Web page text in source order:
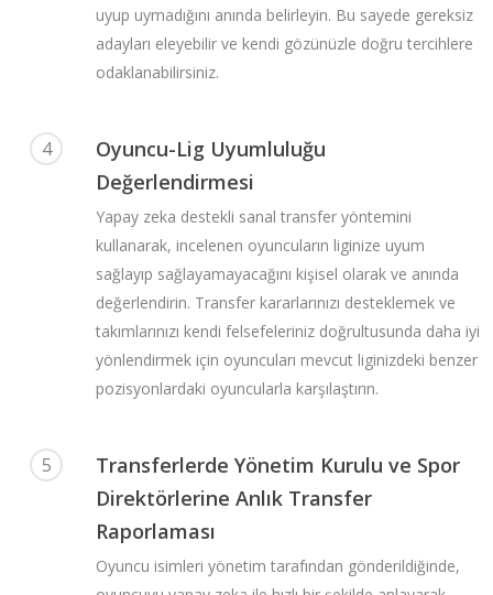
uyup uymadığını anında belirleyin. Bu sayede gereksiz
adayları eleyebilir ve kendi gözünüzle doğru tercihlere
odaklanabilirsiniz.
4
Oyuncu-Lig Uyumluluğu
Değerlendirmesi
Yapay zeka destekli sanal transfer yöntemini
kullanarak, incelenen oyuncuların liginize uyum
sağlayıp sağlayamayacağını kişisel olarak ve anında
değerlendirin. Transfer kararlarınızı desteklemek ve
takımlarınızı kendi felsefeleriniz doğrultusunda daha iyi
yönlendirmek için oyuncuları mevcut liginizdeki benzer
pozisyonlardaki oyuncularla karşılaştırın.
5
Transferlerde Yönetim Kurulu ve Spor
Direktörlerine Anlık Transfer
Raporlaması
Oyuncu isimleri yönetim tarafından gönderildiğinde,